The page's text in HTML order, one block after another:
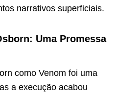
narrativos superficiais.
Uma Promessa
como Venom foi uma
a execução acabou